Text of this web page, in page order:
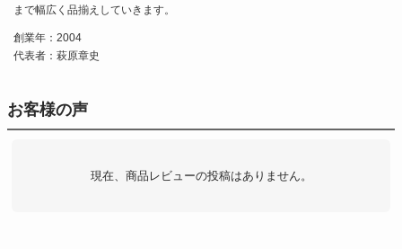
まで幅広く品揃えしていきます。
創業年：2004
代表者：萩原章史
お客様の声
現在、商品レビューの投稿はありません。